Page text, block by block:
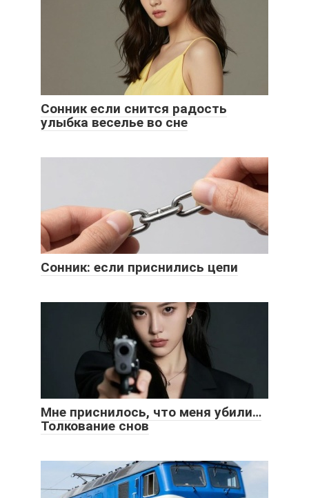
Сонник если снится радость
улыбка веселье во сне
Сонник: если приснились цепи
Мне приснилось, что меня убили…
Толкование снов